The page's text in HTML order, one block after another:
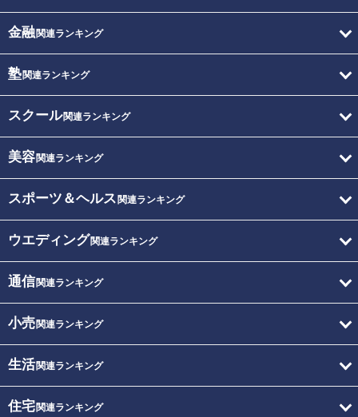
金融関連ランキング
塾関連ランキング
スクール関連ランキング
美容関連ランキング
スポーツ＆ヘルス 関連ランキング
ウエディング関連ランキング
通信関連ランキング
小売関連ランキング
生活関連ランキング
住宅関連ランキング